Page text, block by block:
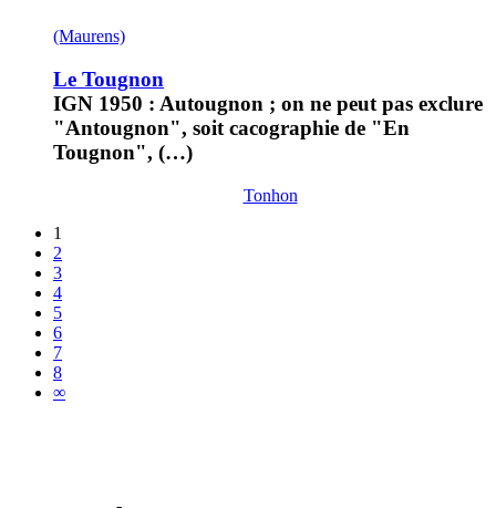
(Maurens)
Le Tougnon
IGN 1950 : Autougnon ; on ne peut pas exclure
"Antougnon", soit cacographie de "En
Tougnon", (…)
Tonhon
1
2
3
4
5
6
7
8
∞